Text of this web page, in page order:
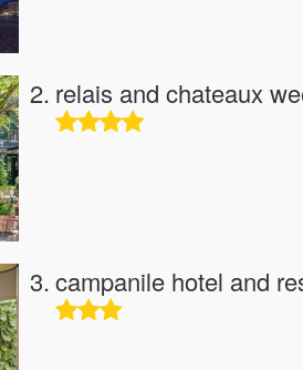
2. relais and chateaux
3.campanile hotel and